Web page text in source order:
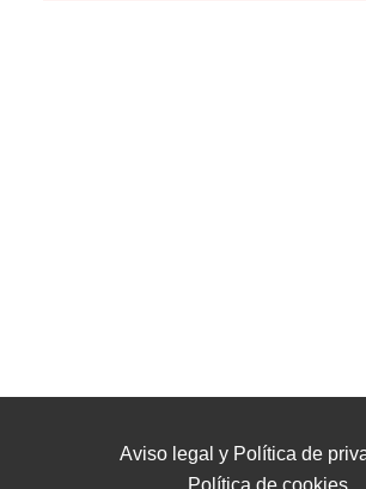
Aviso legal y Política de
Política de cookies